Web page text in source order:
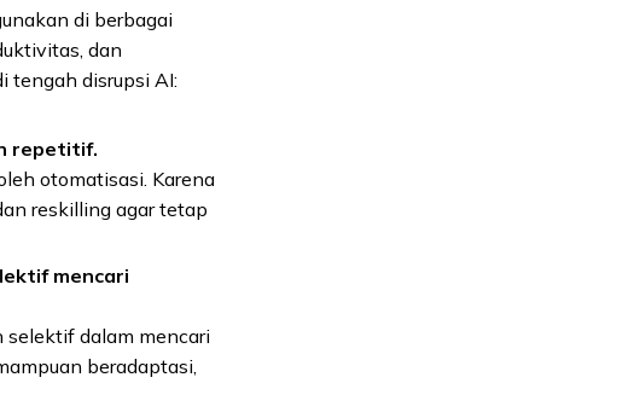
di berbagai
dan
tengah disrupsi AI:
repetitif.
otomatisasi. Karena
reskilling agar tetap
mencari
selektif dalam mencari
beradaptasi,